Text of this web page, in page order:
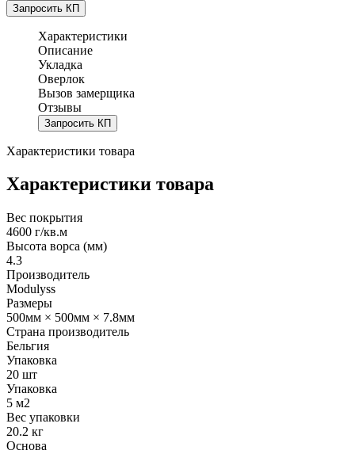
Запросить КП
Характеристики
Описание
Укладка
Оверлок
Вызов замерщика
Отзывы
Запросить КП
Характеристики товара
Характеристики товара
Вес покрытия
4600 г/кв.м
Высота ворса (мм)
4.3
Производитель
Modulyss
Размеры
500мм × 500мм × 7.8мм
Страна производитель
Бельгия
Упаковка
20 шт
Упаковка
5 м2
Вес упаковки
20.2 кг
Основа